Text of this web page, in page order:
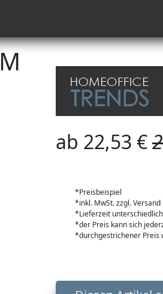
ab 22,53 €
*Preisbeispiel
*inkl. MwSt. zzgl. Versand
*Lieferzeit
*der Preis kann sich
*durchgestrichener Preis